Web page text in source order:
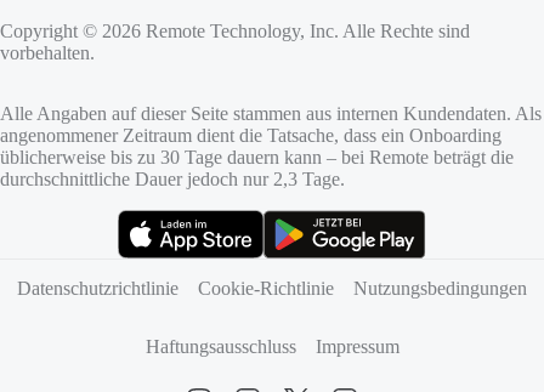
Copyright © 2026 Remote Technology, Inc. Alle Rechte sind
vorbehalten.
Alle Angaben auf dieser Seite stammen aus internen Kundendaten. Als
angenommener Zeitraum dient die Tatsache, dass ein Onboarding
üblicherweise bis zu 30 Tage dauern kann – bei Remote beträgt die
durchschnittliche Dauer jedoch nur 2,3 Tage.
Datenschutzrichtlinie
Cookie‑Richtlinie Nutzungsbedingungen
Haftungsausschluss Impressum